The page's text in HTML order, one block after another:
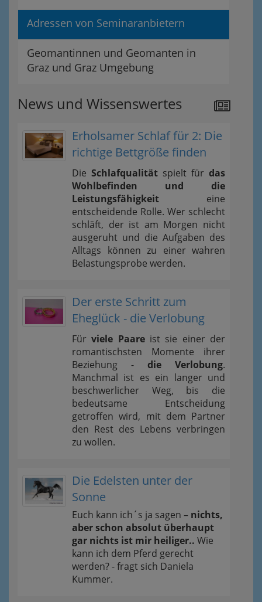
Adressen von Seminaranbietern
Geomantinnen und Geomanten in
Graz und Graz Umgebung
News und Wissenswertes
Erholsamer Schlaf für 2: Die
richtige Bettgröße finden
Die Schlafqualität spielt für das
Wohlbefinden und die
Leistungsfähigkeit eine
entscheidende Rolle. Wer schlecht
schläft, der ist am Morgen nicht
ausgeruht und die Aufgaben des
Alltags können zu einer wahren
Belastungsprobe werden.
Der erste Schritt zum
Eheglück - die Verlobung
Fürviele Paareist sie einer der
romantischsten Momente ihrer
Beziehung - die Verlobung.
Manchmal ist es ein langer und
beschwerlicher Weg, bis die
bedeutsame Entscheidung
getroffen wird, mit dem Partner
den Rest des Lebens verbringen
zu wollen.
Die Edelsten unter der
Sonne
Euch kann ich´s ja sagen – nichts,
aber schon absolut überhaupt
gar nichts ist mir heiliger.. Wie
kann ich dem Pferd gerecht
werden? - fragt sich Daniela
Kummer.